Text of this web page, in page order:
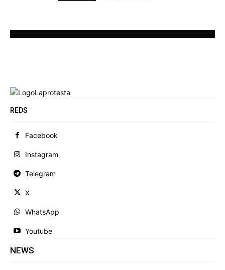
REDS
Facebook
Instagram
Telegram
X
WhatsApp
Youtube
NEWS